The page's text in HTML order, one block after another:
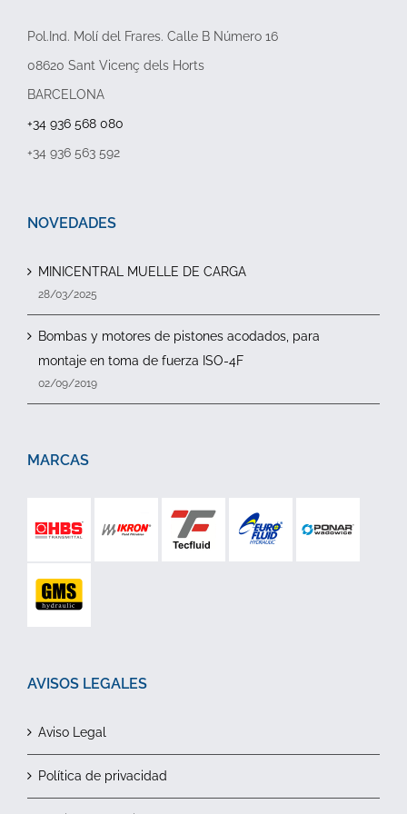
Pol.Ind. Molí del Frares. Calle B Número 16
08620 Sant Vicenç dels Horts
BARCELONA
+34 936 568 080
+34 936 563 592
NOVEDADES
MINICENTRAL MUELLE DE CARGA
28/03/2025
Bombas y motores de pistones acodados, para
montaje en toma de fuerza ISO-4F
02/09/2019
MARCAS
AVISOS LEGALES
Aviso Legal
Política de privacidad